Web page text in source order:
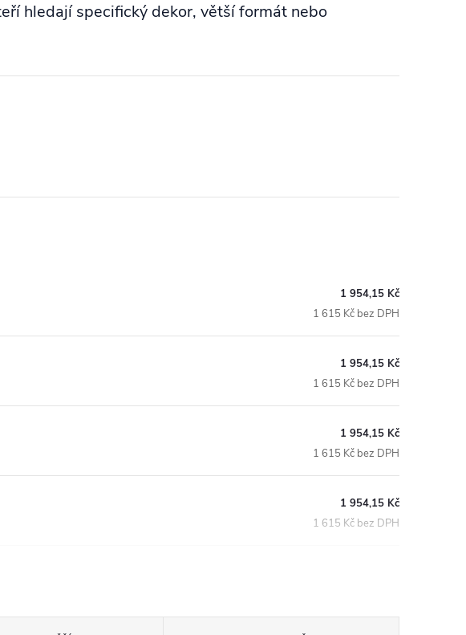
hledají specifický dekor, větší formát nebo
1 954,15 Kč
1 615 Kč bez DPH
1 954,15 Kč
1 615 Kč bez DPH
1 954,15 Kč
1 615 Kč bez DPH
1 954,15 Kč
1 615 Kč bez DPH